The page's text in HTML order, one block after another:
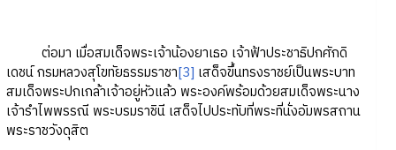
ต่อมา เมื่อสมเด็จพระเจ้าน้องยาเธอ เจ้าฟ้าประชาธิปกศักดิ
เดชน์ กรมหลวงสุโขทัยธรรมราชา[3] เสด็จขึ้นทรงราชย์เป็นพระบาท
สมเด็จพระปกเกล้าเจ้าอยู่หัวแล้ว พระองค์พร้อมด้วยสมเด็จพระนาง
เจ้ารำไพพรรณี พระบรมราชินี เสด็จไปประทับที่พระที่นั่งอัมพรสถาน
พระราชวังดุสิต